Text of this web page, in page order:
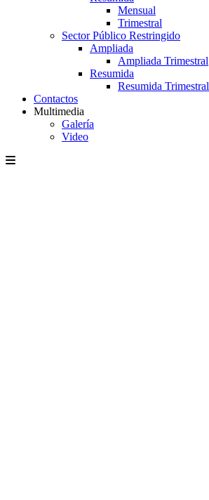
Mensual
Trimestral
Sector Público Restringido
Ampliada
Ampliada Trimestral
Resumida
Resumida Trimestral
Contactos
Multimedia
Galería
Video